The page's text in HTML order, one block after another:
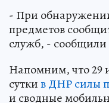
- При
предметов
служб, - сообщили
Напомним, что 29
суткив ДНР силы
и сводные